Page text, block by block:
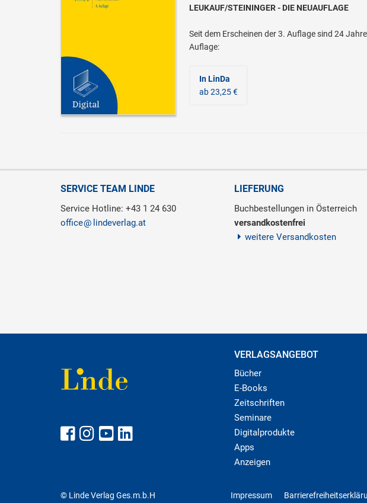
LEUKAUF/STEININGER - DIE NEUAUFLAGE
Seit dem Erscheinen der 3. Auflage sind 24
Auflage:
In LinDa
ab 23,25 €
SERVICE TEAM LINDE
Service Hotline: +43 1 24 630
office
lindeverlag.at
LIEFERUNG
Buchbestellungen in Österreich
versandkostenfrei
weitere Versandkosten
VERLAGSANGEBOT
Bücher
E-Books
Zeitschriften
Seminare
Digitalprodukte
Apps
Anzeigen
© Linde Verlag Ges.m.b.H Impressum